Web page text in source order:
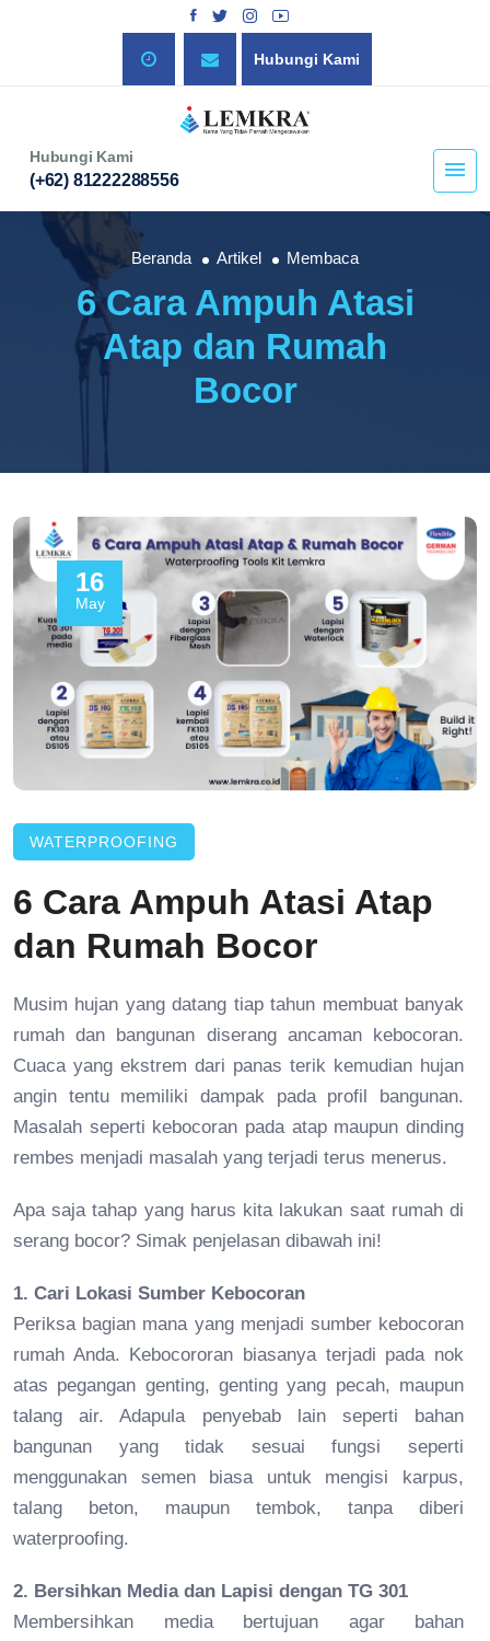
Hubungi Kami
Hubungi Kami
(+62) 81222288556
Beranda Artikel Membaca
6 Cara Ampuh Atasi
Atap dan Rumah
Bocor
16
May
WATERPROOFING
6 Cara Ampuh Atasi Atap
dan Rumah Bocor
Musim hujan yang datang tiap tahun membuat banyak
rumah dan bangunan diserang ancaman kebocoran.
Cuaca yang ekstrem dari panas terik kemudian hujan
angin tentu memiliki dampak pada profil bangunan.
Masalah seperti kebocoran pada atap maupun dinding
rembes menjadi masalah yang terjadi terus menerus.
Apa saja tahap yang harus kita lakukan saat rumah di
serang bocor? Simak penjelasan dibawah ini!
1. Cari Lokasi Sumber Kebocoran
Periksa bagian mana yang menjadi sumber kebocoran
rumah Anda. Kebocororan biasanya terjadi pada nok
atas pegangan genting, genting yang pecah, maupun
talang air. Adapula penyebab lain seperti bahan
bangunan yang tidak sesuai fungsi seperti
menggunakan semen biasa untuk mengisi karpus,
talang beton, maupun tembok, tanpa diberi
waterproofing.
2. Bersihkan Media dan Lapisi dengan TG 301
Membersihkan media bertujuan agar bahan